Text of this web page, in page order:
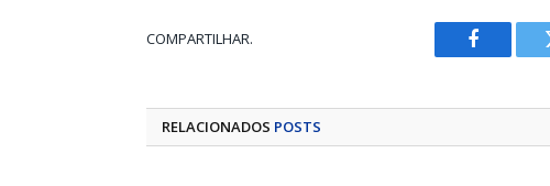
COMPARTILHAR.
Facebook
RELACIONADOS POSTS